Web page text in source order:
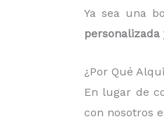
Ya sea una
personalizada
¿Por Qué
En lugar de
con nosotros